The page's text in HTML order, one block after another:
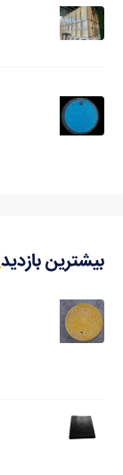
بیشترین بازدید